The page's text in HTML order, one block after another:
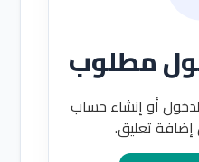
مطلوب
أو إنشاء حساب
تعليق.